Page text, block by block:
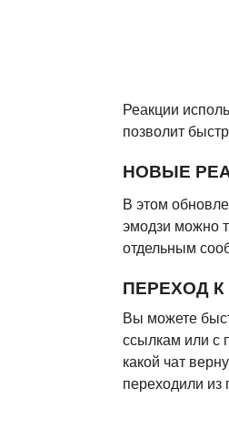
Реакции
позволит
НОВЫЕ
В этом
эмодзи можно
отдельным
ПЕРЕХОД
Вы можете
ссылкам или с
какой чат
переходили из